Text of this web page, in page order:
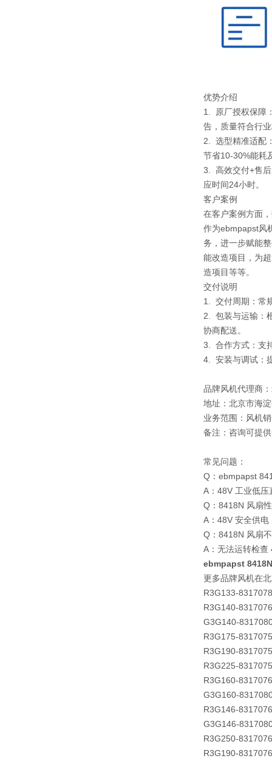
优势介绍
1. 原厂授权保障
告，质量符合行
2. 选型精准适配
节省10-30%能耗
3. 高效交付+售
应时间24小时。
客户案例
在客户案例方面
作为ebmpapst风
务，进一步赋能
能改造项目，为
造项目等等。
交付说明
1. 交付周期：常
2. 包装与运输：
协商配送。
3. 合作方式：支
4. 安装与调试：
品牌风机代理商
地址：北京市海
业务范围：风机
备注：咨询可提
常见问题：
Q：ebmpapst
A：48V 工业低
Q：8418N 风扇
A：48V 安全供
Q：8418N 风扇
A：无法运转检查
ebmpapst
更多品牌风机在
R3G133-
R3G140-
G3G140-
R3G175-
R3G190-
R3G225-
R3G160-
G3G160-
R3G146-
G3G146-
R3G250-
R3G190-